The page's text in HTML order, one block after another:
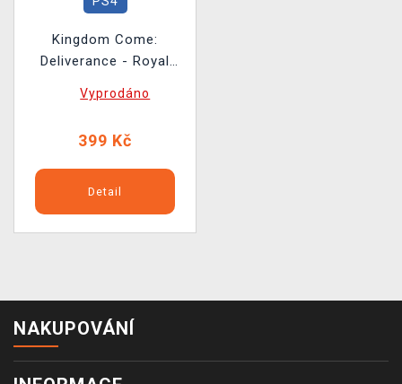
Kingdom Come:
Deliverance - Royal
Vyprodáno
399 Kč
Detail
NAKUPOVÁNÍ